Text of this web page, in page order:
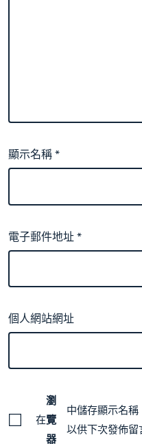
顯示名稱*
電子郵件地址*
個人網站網址
在
瀏
覽
器
中儲存顯示名稱
以供下次發佈留